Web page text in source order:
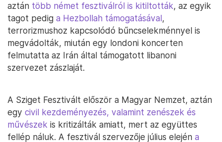
aztán több német fesztiválról is kitiltották, az egyik
tagot pedig a Hezbollah támogatásával,
terrorizmushoz kapcsolódó bűncselekménnyel is
megvádolták, miután egy londoni koncerten
felmutatta az Irán által támogatott libanoni
szervezet zászlaját.
A Sziget Fesztivált először a Magyar Nemzet, aztán
egy civil kezdeményezés, valamint zenészek és
művészek is kritizálták amiatt, mert az együttes
fellép náluk. A fesztivál szervezője július elején a